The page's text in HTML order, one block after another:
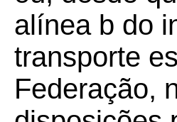
alínea b do
transporte
Federação,